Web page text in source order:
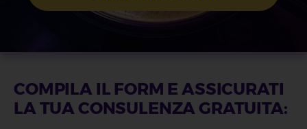
COMPILA IL FORM E ASSICURATI
LA TUA CONSULENZA GRATUITA: